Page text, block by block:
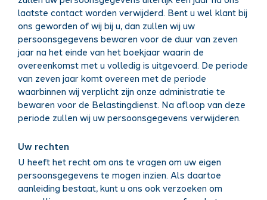
laatste contact worden verwijderd. Bent u wel klant bij
ons geworden of wij bij u, dan zullen wij uw
persoonsgegevens bewaren voor de duur van zeven
jaar na het einde van het boekjaar waarin de
overeenkomst met u volledig is uitgevoerd. De periode
van zeven jaar komt overeen met de periode
waarbinnen wij verplicht zijn onze administratie te
bewaren voor de Belastingdienst. Na afloop van deze
periode zullen wij uw persoonsgegevens verwijderen.
Uw rechten
U heeft het recht om ons te vragen om uw eigen
persoonsgegevens te mogen inzien. Als daartoe
aanleiding bestaat, kunt u ons ook verzoeken om